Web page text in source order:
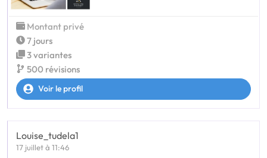
Montant privé
7 jours
3 variantes
500 révisions
Voir le profil
Louise_tudela1
17 juillet à 11:46